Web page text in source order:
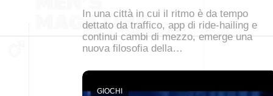
In una città in cui il ritmo è da tempo
dettato da traffico, app di ride-hailing e
continui cambi di mezzo, emerge una
nuova filosofia della…
GIOCHI